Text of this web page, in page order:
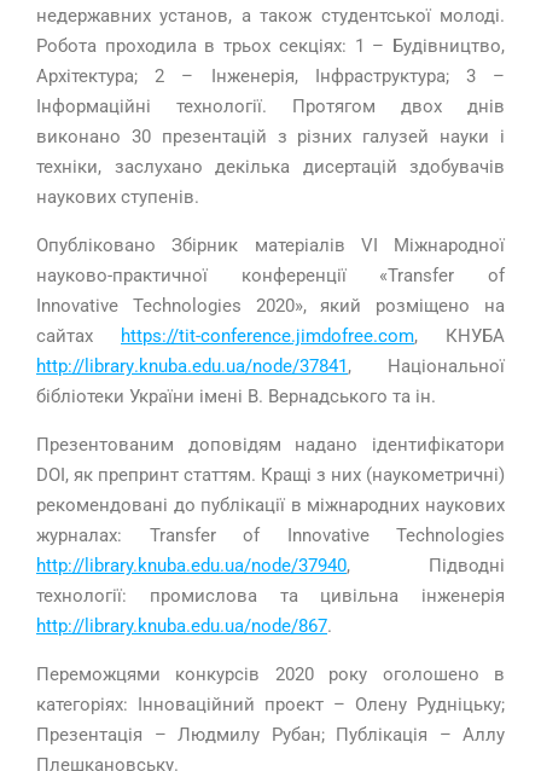
недержавних установ, а також студентської молоді.
Робота проходила в трьох секціях: 1 – Будівництво,
Архітектура; 2 – Інженерія, Інфраструктура; 3 –
Інформаційні технології. Протягом двох днів
виконано 30 презентацій з різних галузей науки і
техніки, заслухано декілька дисертацій здобувачів
наукових ступенів.
Опубліковано Збірник матеріалів VI
Міжнародної
науково-практичної конференції «Transfer
of
Innovative
Technologies 2020», який розміщено на
сайтах
https://tit-conference.jimdofree.com, КНУБА
http:// library.knuba.edu.ua/node/37841 , Національної
бібліотеки України імені В. Вернадського та ін.
Презентованим доповідям надано ідентифікатори
DOI, як препринт статтям. Кращі з них (наукометричні)
рекомендовані до публікації в міжнародних наукових
журналах: Transfer of Innovative
Technologies
http://library.knuba.edu.ua/node/37940, Підводні
технології: промислова та цивільна інженерія
http://library.knuba.edu.ua/node/867.
Переможцями конкурсів 2020 року оголошено в
категоріях: Інноваційний проект – Олену Рудніцьку;
Презентація – Людмилу Рубан; Публікація – Аллу
Плешкановську.